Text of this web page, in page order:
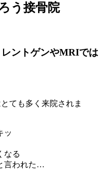
う接骨院
ントゲンやMRIでは
ても多く来院されま
ッ
なる
言われた…